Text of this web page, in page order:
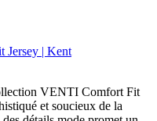
Jersey | Kent
VENTI Comfort Fit
et soucieux de la